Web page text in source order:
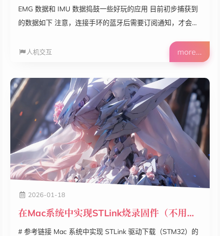
EMG 数据和 IMU 数据捣鼓一些好玩的应用 目前初步捕获到
的数据如下 注意，连接手环的蓝牙后需要订阅通知，才会发
D2 AA DE FF 9C 30 FF AB 80 FF 91 80 FF AB 90 FF A8
30 FF A4 40 FF B3 80 FF AB 90 [14:28:39] ➞ D2 D2 D2
BB DF 00 B3 00 03 FF FA 00 02 C1 FE F8 C4 13 94 00 00
00 00 00 00 00 00...
人机交互 more...
2026-01-18
在Mac系统中实现STLink烧录固件（不用虚拟机！）
# 参考链接 Mac 系统中实现 STLink 驱动下载（STM32）的